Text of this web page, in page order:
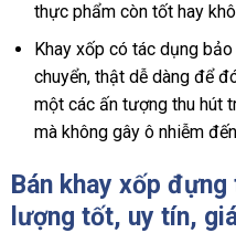
thực phẩm còn tốt hay
Khay xốp có tác dụng
chuyển, thật dễ dàng để
một các ấn tượng thu hút
mà không gây ô nhiễm
Bán khay xốp
lượng tốt, uy tín,